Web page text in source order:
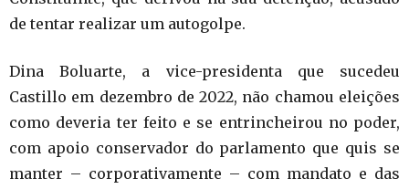
de tentar realizar um autogolpe.
Dina Boluarte, a vice-presidenta que sucedeu
Castillo em dezembro de 2022, não chamou eleições
como deveria ter feito e se entrincheirou no poder,
com apoio conservador do parlamento que quis se
manter – corporativamente – com mandato e das